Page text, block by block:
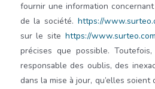
fournir une information
de la société. https://
sur le site https://www.surteo.com
précises que possible.
responsable des oublis, des
dans la mise à jour, qu’elles